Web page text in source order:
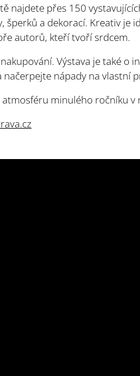
najdete přes 150
šperků a dekorací. Kreativ je
autorů, kteří tvoří srdcem.
Výstava je také o
načerpejte nápady na vlastní
atmosféru minulého ročníku